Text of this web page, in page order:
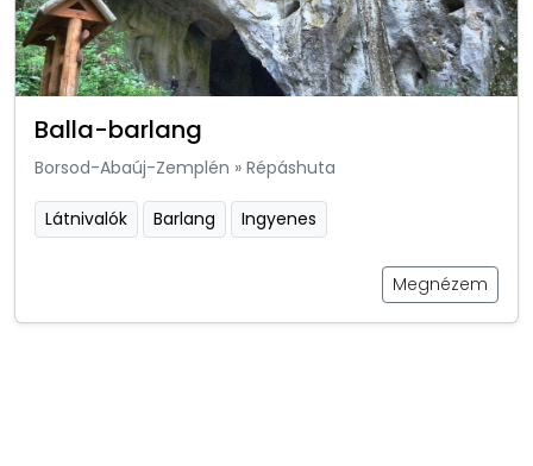
Balla-barlang
Borsod-Abaúj-Zemplén » Répáshuta
Látnivalók Barlang Ingyenes
Megnézem